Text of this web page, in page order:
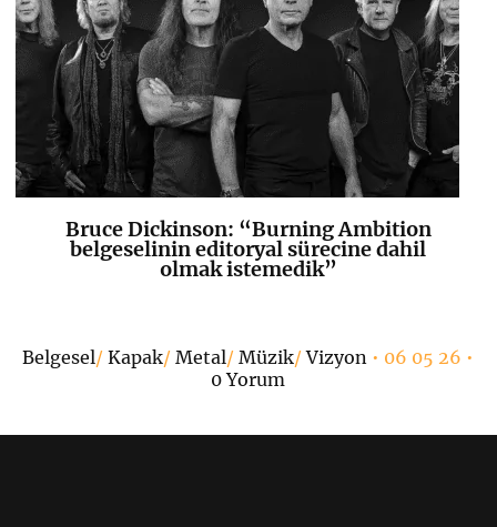
K+
Bruce Dickinson: “Burning Ambition
belgeselinin editoryal sürecine dahil
olmak istemedik”
Belgesel/Kapak/Metal/Müzik/Vizyon • 06 05 26 •
0 Yorum